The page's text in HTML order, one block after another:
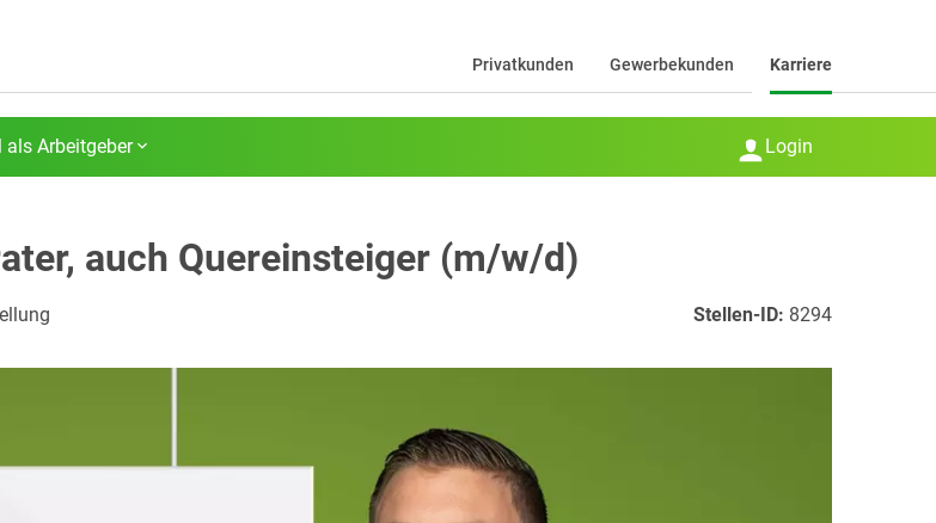
Privatkunden Gewerbekunden Karriere
als Arbeitgeber Login
auch Quereinsteiger (m/w/d)
Stellen-ID: 8294